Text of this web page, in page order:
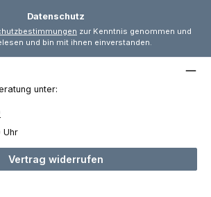
Datenschutz
zur Kenntnis genommen und
und bin mit ihnen einverstanden.
unter:
Uhr
Vertrag widerrufen